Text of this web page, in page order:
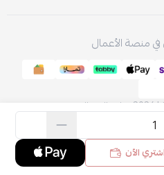
اشتري الآن
منصة الأعمال
روائح الجمال